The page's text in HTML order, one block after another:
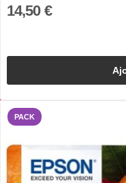
14,50 €
PACK